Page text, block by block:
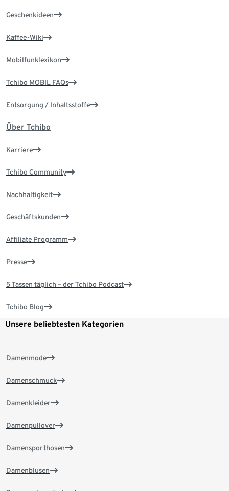
Geschenkideen
Kaffee-Wiki
Mobilfunklexikon
Tchibo MOBIL FAQs
Entsorgung / Inhaltsstoffe
Über Tchibo
Karriere
Tchibo Community
Nachhaltigkeit
Geschäftskunden
Affiliate Programm
Presse
5 Tassen täglich – der Tchibo Podcast
Tchibo Blog
Unsere beliebtesten Kategorien
Damenmode
Damenschmuck
Damenkleider
Damenpullover
Damensporthosen
Damenblusen